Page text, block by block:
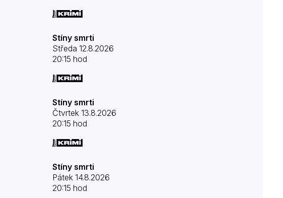
Stíny smrti
Středa 12.8.2026
20:15 hod
Stíny smrti
Čtvrtek 13.8.2026
20:15 hod
Stíny smrti
Pátek 14.8.2026
20:15 hod